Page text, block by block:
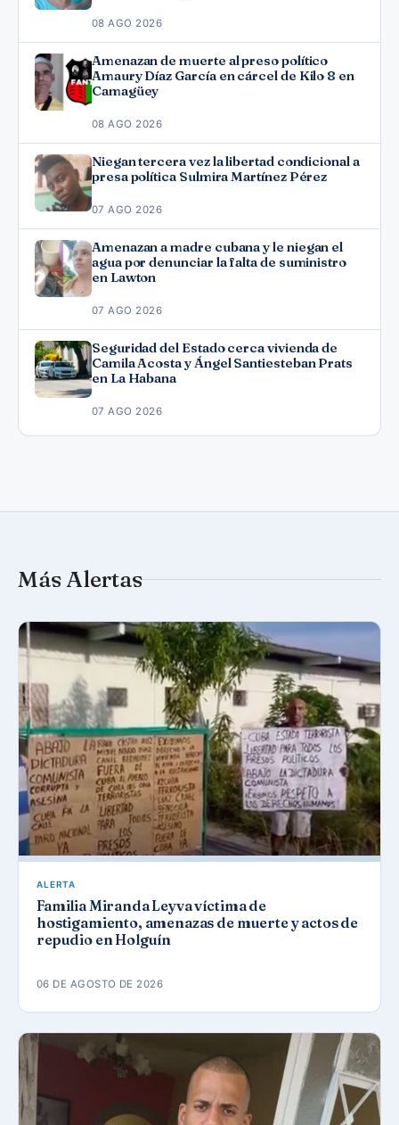
08 AGO 2026
Amenazan de muerte al preso político
Amaury Díaz García en cárcel de Kilo 8 en
Camagüey
08 AGO 2026
Niegan tercera vez la libertad condicional a
presa política Sulmira Martínez Pérez
07 AGO 2026
Amenazan a madre cubana y le niegan el
agua por denunciar la falta de suministro
en Lawton
07 AGO 2026
Seguridad del Estado cerca vivienda de
Camila Acosta y Ángel Santiesteban Prats
en La Habana
07 AGO 2026
Más Alertas
ALERTA
Familia Miranda Leyva víctima de
hostigamiento, amenazas de muerte y actos de
repudio en Holguín
06 DE AGOSTO DE 2026